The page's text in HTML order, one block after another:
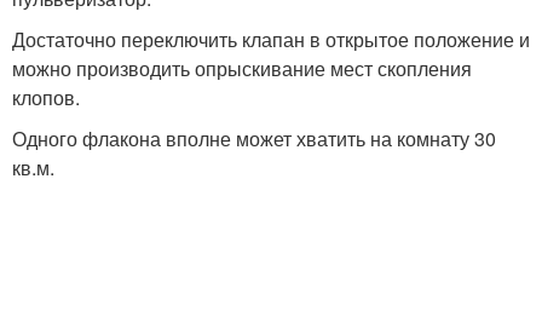
Достаточно переключить клапан в открытое положение и
можно производить опрыскивание мест скопления
клопов.
Одного флакона вполне может хватить на комнату 30
кв.м.